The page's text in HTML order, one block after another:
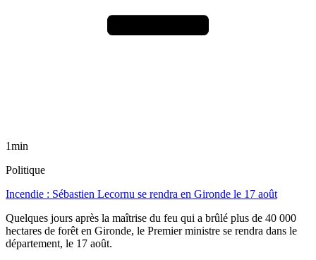
1min
Politique
Incendie : Sébastien Lecornu se rendra en Gironde le 17 août
Quelques jours après la maîtrise du feu qui a brûlé plus de 40 000
hectares de forêt en Gironde, le Premier ministre se rendra dans le
département, le 17 août.